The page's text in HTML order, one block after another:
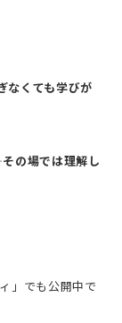
なくても学びが
の場では理解し
」でも公開中で